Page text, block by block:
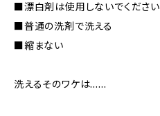
■漂白剤は使用しないでください
■普通の洗剤で洗える
■縮まない
洗えるそのワケは……